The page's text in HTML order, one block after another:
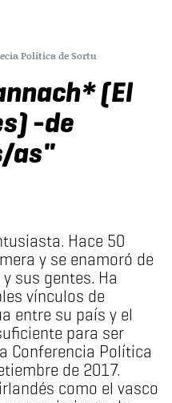
Política de Sortu
(El
-de
as"
Hace 50
y se enamoró de
sus gentes. Ha
vínculos de
entre su país y el
para ser
Conferencia Política
de 2017.
como el vasco